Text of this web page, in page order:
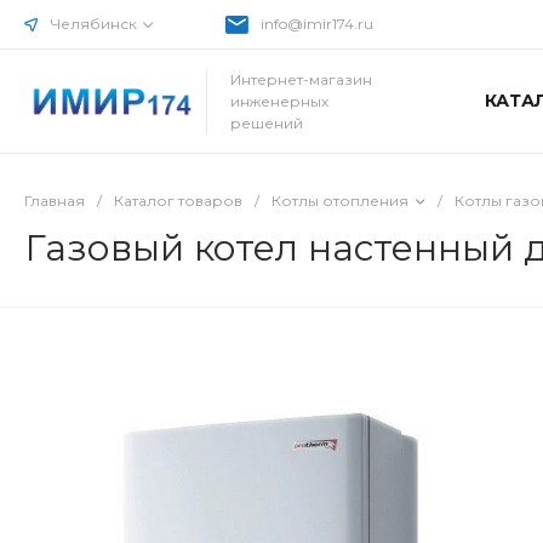
Челябинск info@imir174.ru
Интернет-магазин
инженерных
решений
Главная / Каталог товаров / Котлы отопления / Котлы
Газовый котел настенный